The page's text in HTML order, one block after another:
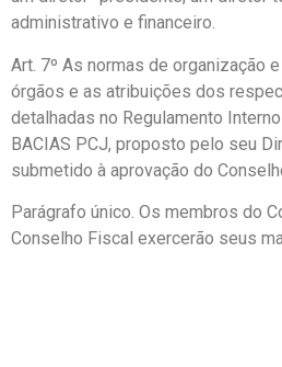
administrativo e financeiro.
Art. 7º As normas de organização
órgãos e as atribuições dos
detalhadas no Regulamento Interno
BACIAS PCJ, proposto pelo seu
submetido à aprovação do
Parágrafo único. Os membros do
Conselho Fiscal exercerão seus